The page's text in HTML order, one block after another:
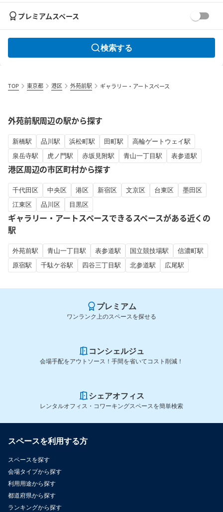
プレミアムスペース
検索する
TOP 東京都 港区 外苑前駅 ギャラリー・アートスペース
外苑前駅周辺の駅から探す
新橋駅 品川駅 浜松町駅 田町駅
高輪ゲートウェイ駅
泉岳寺駅
虎ノ門駅 赤坂見附駅 青山一丁目駅 表参道駅
港区周辺の市区町村から探す
千代田区 中央区 港区 新宿区 文京区 台東区
墨田区
江東区
品川区 目黒区
ギャラリー・アートスペースできるスペースがある近くの
駅
外苑前駅 青山一丁目駅 表参道駅 国立競技場駅
信濃町駅
原宿駅
千駄ケ谷駅 四谷三丁目駅 北参道駅 広尾駅
プレミアム
ワンランク上のスペースを探せる
コンシェルジュ
会場手配をアウトソース！手間を省いてコスト削減！
シェアオフィス
レンタルオフィス・コワーキングスペースを簡単検索
スペースを利用する方
スペースを探す
会場タイプから探す
利用用途から探す
都道府県から探す
ランキングから探す